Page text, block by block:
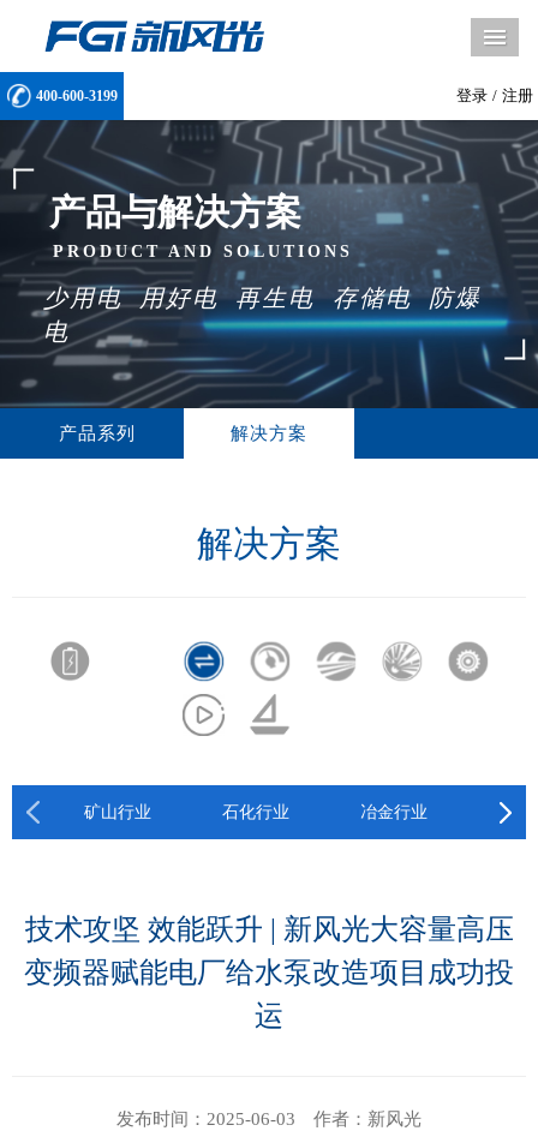
登录 / 注册
400-600-3199
产品与解决方案
PRODUCT AND SOLUTIONS
少用电 用好电 再生电 存储电 防爆
电
产品系列 解决方案
解决方案
矿山行业 石化行业 冶金行业 建材
技术攻坚 效能跃升 | 新风光大容量高压
变频器赋能电厂给水泵改造项目成功投
运
发布时间：2025-06-03 作者：新风光